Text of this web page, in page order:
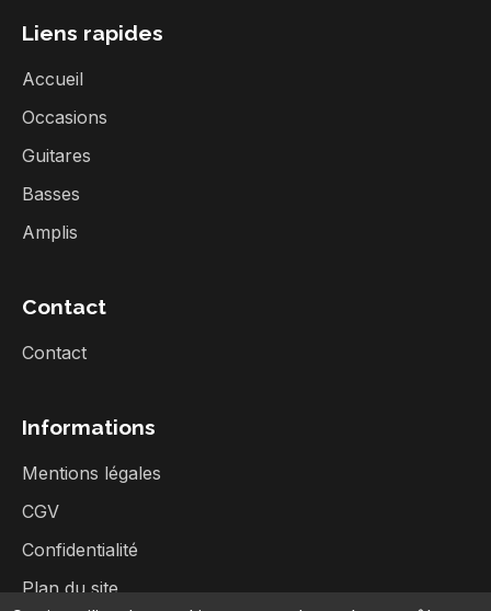
Liens rapides
Accueil
Occasions
Guitares
Basses
Amplis
Contact
Contact
Informations
Mentions légales
CGV
Confidentialité
Plan du site